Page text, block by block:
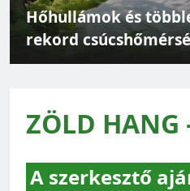
Hőhullámok és
rekord
legveszélyesebb
ZÖLD HANG
A szerkesztő